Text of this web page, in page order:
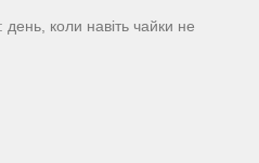
коли навіть чайки не